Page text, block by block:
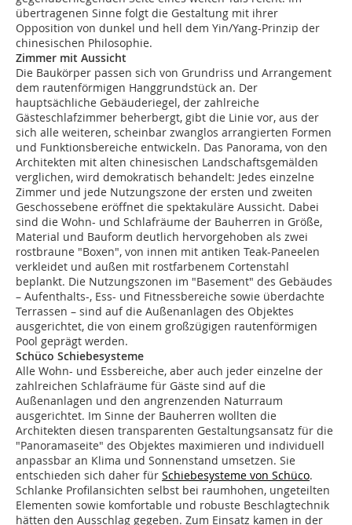
übertragenen Sinne folgt die Gestaltung mit ihrer
Opposition von dunkel und hell dem Yin/Yang-Prinzip der
chinesischen Philosophie.
Zimmer mit Aussicht
Die Baukörper passen sich von Grundriss und Arrangement
dem rautenförmigen Hanggrundstück an. Der
hauptsächliche Gebäuderiegel, der zahlreiche
Gästeschlafzimmer beherbergt, gibt die Linie vor, aus der
sich alle weiteren, scheinbar zwanglos arrangierten Formen
und Funktionsbereiche entwickeln. Das Panorama, von den
Architekten mit alten chinesischen Landschaftsgemälden
verglichen, wird demokratisch behandelt: Jedes einzelne
Zimmer und jede Nutzungszone der ersten und zweiten
Geschossebene eröffnet die spektakuläre Aussicht. Dabei
sind die Wohn- und Schlafräume der Bauherren in Größe,
Material und Bauform deutlich hervorgehoben als zwei
rostbraune "Boxen", von innen mit antiken Teak-Paneelen
verkleidet und außen mit rostfarbenem Cortenstahl
beplankt. Die Nutzungszonen im "Basement" des Gebäudes
– Aufenthalts-, Ess- und Fitnessbereiche sowie überdachte
Terrassen – sind auf die Außenanlagen des Objektes
ausgerichtet, die von einem großzügigen rautenförmigen
Pool geprägt werden.
Schüco Schiebesysteme
Alle Wohn- und Essbereiche, aber auch jeder einzelne der
zahlreichen Schlafräume für Gäste sind auf die
Außenanlagen und den angrenzenden Naturraum
ausgerichtet. Im Sinne der Bauherren wollten die
Architekten diesen transparenten Gestaltungsansatz für die
"Panoramaseite" des Objektes maximieren und individuell
anpassbar an Klima und Sonnenstand umsetzen. Sie
entschieden sich daher für Schiebesysteme von Schüco.
Schlanke Profilansichten selbst bei raumhohen, ungeteilten
Elementen sowie komfortable und robuste Beschlagtechnik
hätten den Ausschlag gegeben. Zum Einsatz kamen in der